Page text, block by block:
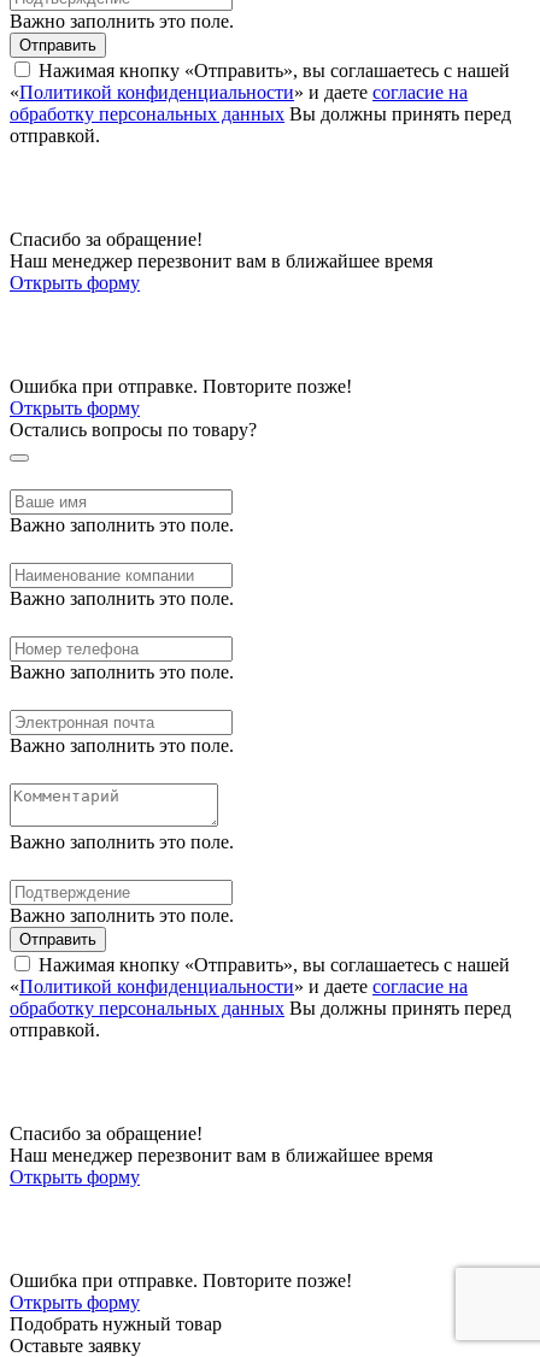
Важно заполнить это поле.
Отправить
Нажимая кнопку «Отправить», вы соглашаетесь с нашей
«Политикой конфиденциальности» и даете согласие на
обработку персональных данных Вы должны принять перед
отправкой.
Спасибо за обращение!
Наш менеджер перезвонит вам в ближайшее время
Открыть форму
Ошибка при отправке. Повторите позже!
Открыть форму
Остались вопросы по товару?
Важно заполнить это поле.
Важно заполнить это поле.
Важно заполнить это поле.
Важно заполнить это поле.
Важно заполнить это поле.
Важно заполнить это поле.
Отправить
Нажимая кнопку «Отправить», вы соглашаетесь с нашей
«Политикой конфиденциальности» и даете согласие на
обработку персональных данных Вы должны принять перед
отправкой.
Спасибо за обращение!
Наш менеджер перезвонит вам в ближайшее время
Открыть форму
Ошибка при отправке. Повторите позже!
Открыть форму
Подобрать нужный товар
Оставьте заявку